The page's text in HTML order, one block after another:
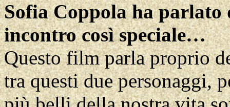
Sofia Coppola ha parlato
incontro così speciale…
Questo film parla proprio
tra questi due personaggi,